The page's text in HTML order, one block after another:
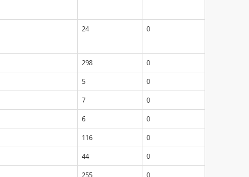
24 0
298 0
5 0
7 0
6 0
116 0
44 0
255 0